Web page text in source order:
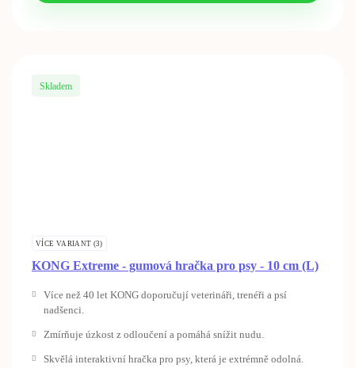
VÍCE VARIANT (3)
KONG Extreme - gumová hračka pro psy - 10 cm (L)
Skladem
Více než 40 let KONG doporučují veterináři, trenéři a psí
nadšenci.
Zmírňuje úzkost z odloučení a pomáhá snížit nudu.
Skvělá interaktivní hračka pro psy, která je extrémně odolná.